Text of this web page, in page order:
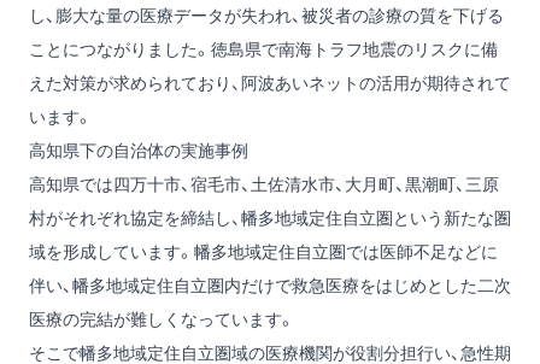
し、膨大な量の医療データが失われ、被災者の診療の質を下げる
ことにつながりました。徳島県で南海トラフ地震のリスクに備
えた対策が求められており、阿波あいネットの活用が期待されて
います。
高知県下の自治体の実施事例
高知県では四万十市、宿毛市、土佐清水市、大月町、黒潮町、三原
村がそれぞれ協定を締結し、幡多地域定住自立圏という新たな圏
域を形成しています。幡多地域定住自立圏では医師不足などに
伴い、幡多地域定住自立圏内だけで救急医療をはじめとした二次
医療の完結が難しくなっています。
そこで幡多地域定住自立圏域の医療機関が役割分担行い、急性期